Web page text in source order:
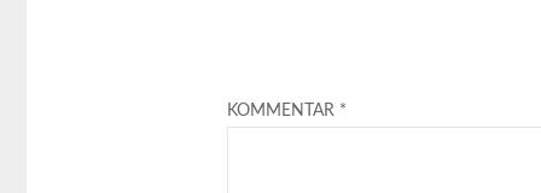
KOMMENTAR *